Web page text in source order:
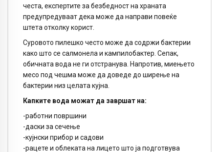
честа, експертите за безбедност на храната
предупредуваат дека може да направи повеќе
штета отколку корист.
Суровото пилешко често може да содржи бактерии
како што се салмонела и кампилобактер. Сепак,
обичната вода не ги отстранува. Напротив, миењето
месо под чешма може да доведе до ширење на
бактерии низ целата кујна.
Капките вода можат да завршат на:
-работни површини
-даски за сечење
-кујнски прибор и садови
-рацете и облеката на лицето што ја подготвува